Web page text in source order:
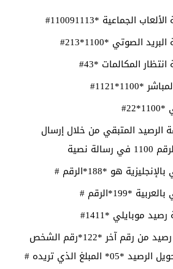
الجماعية *110091113#
الصوتي *1100*213#
المكالمات *43#
الرصيد المتبقي من خلال إرسال
هو *188*الرقم #
*199*الرقم #
موبايلي *1411#
كود طلب تحويل رصيد من رقم آخر *122*رقم الشخص
المبلغ الذي تريده #